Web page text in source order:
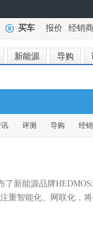
买车 报价 经销商
新能源 导购
讯 评测 导购 经
了新能源品牌
重智能化、网联化，